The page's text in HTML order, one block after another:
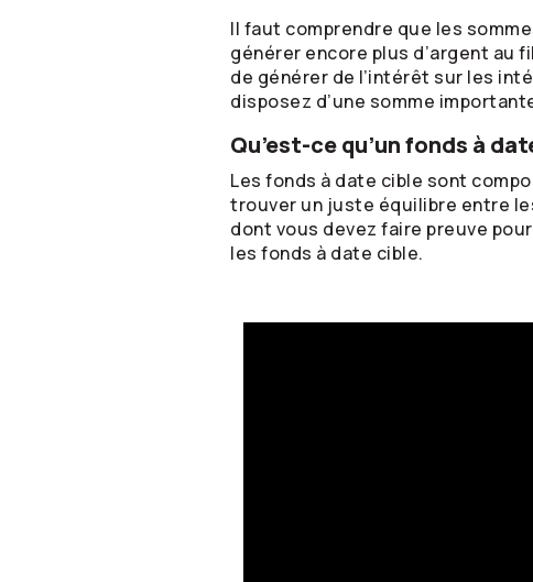
Il faut comprendre que les
générer encore plus d’argent au
de générer de l’intérêt sur les
disposez d’une somme
Qu’est-ce qu’un fonds à
Les fonds à date cible sont
trouver un juste équilibre entre
dont vous devez faire preuve
les fonds à date cible.